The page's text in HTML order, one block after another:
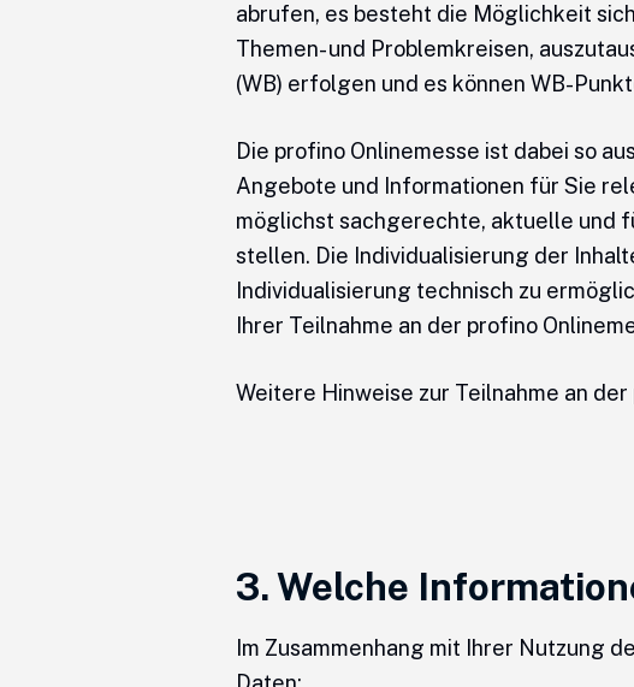
abrufen, es besteht die Möglichkeit
Themen- und Problemkreisen,
(WB) erfolgen und es können WB-
Die profino Onlinemesse ist dabei so
Angebote und Informationen für Sie
möglichst sachgerechte, aktuelle und
stellen. Die Individualisierung der
Individualisierung technisch zu
Ihrer Teilnahme an der profino
Weitere Hinweise zur Teilnahme an
3. Welche
Im Zusammenhang mit Ihrer Nutzung